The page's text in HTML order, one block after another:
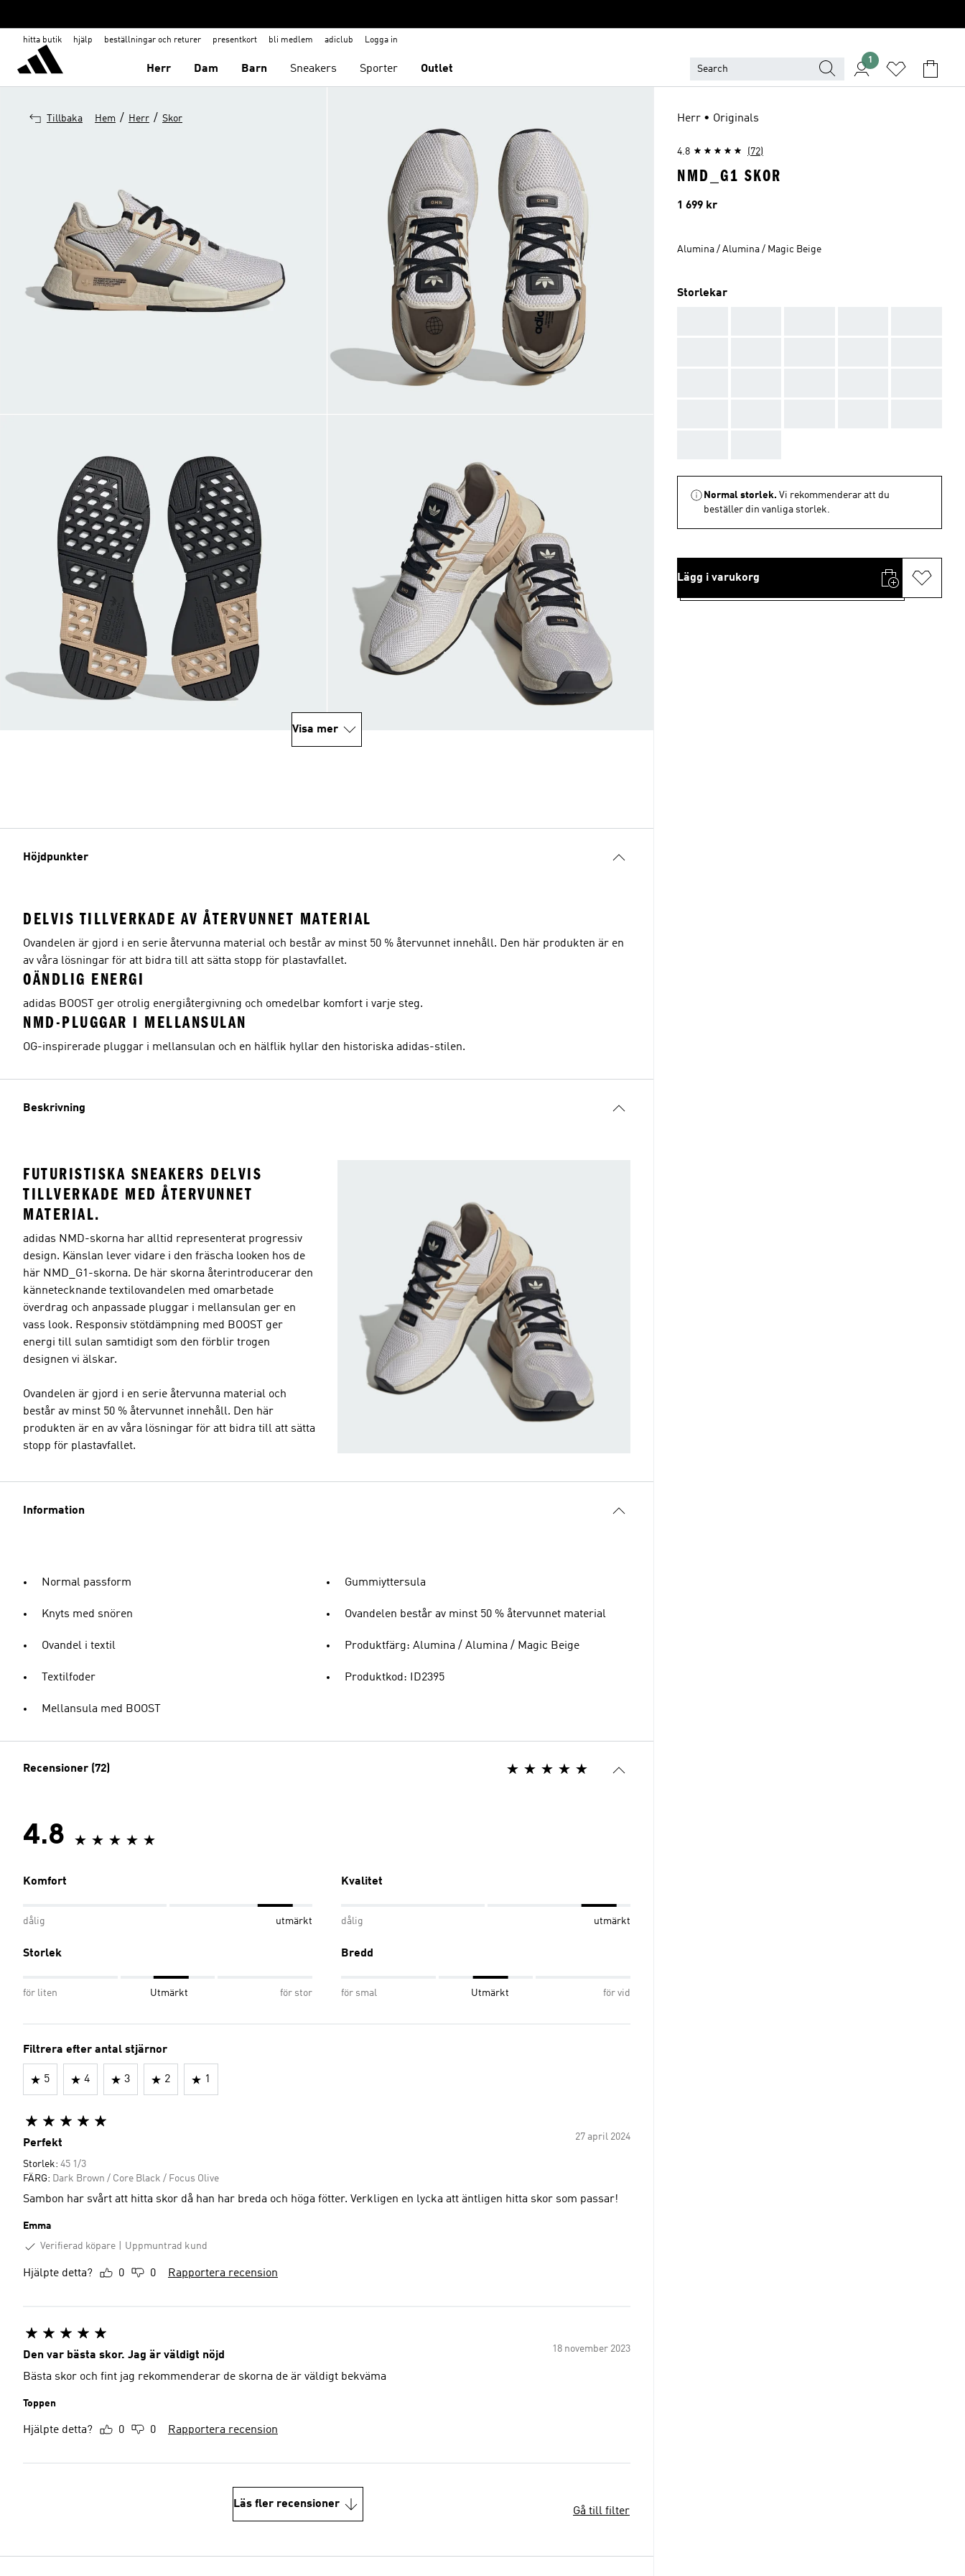
hitta butik hjälp beställningar och returer presentkort bli medlem adiclub Logga in
Herr Dam Barn Sneakers Sporter Outlet
1
Tillbaka Hem / Herr / Skor
Visa mer
Höjdpunkter
DELVIS TILLVERKADE AV ÅTERVUNNET MATERIAL
Ovandelen är gjord i en serie återvunna material och består av minst 50 % återvunnet innehåll. Den här produkten är en
av våra lösningar för att bidra till att sätta stopp för plastavfallet.
OÄNDLIG ENERGI
adidas BOOST ger otrolig energiåtergivning och omedelbar komfort i varje steg.
NMD-PLUGGAR I MELLANSULAN
OG-inspirerade pluggar i mellansulan och en hälflik hyllar den historiska adidas-stilen.
Beskrivning
FUTURISTISKA SNEAKERS DELVIS
TILLVERKADE MED ÅTERVUNNET
MATERIAL.
adidas NMD-skorna har alltid representerat progressiv
design. Känslan lever vidare i den fräscha looken hos de
här NMD_G1-skorna. De här skorna återintroducerar den
kännetecknande textilovandelen med omarbetade
överdrag och anpassade pluggar i mellansulan ger en
vass look. Responsiv stötdämpning med BOOST ger
energi till sulan samtidigt som den förblir trogen
designen vi älskar.
Ovandelen är gjord i en serie återvunna material och
består av minst 50 % återvunnet innehåll. Den här
produkten är en av våra lösningar för att bidra till att sätta
stopp för plastavfallet.
Information
Normal passform
Knyts med snören
Ovandel i textil
Textilfoder
Mellansula med BOOST
Gummiyttersula
Ovandelen består av minst 50 % återvunnet material
Produktfärg: Alumina / Alumina / Magic Beige
Produktkod: ID2395
Recensioner (72)
4.8
Komfort
dålig utmärkt
Kvalitet
dålig utmärkt
Storlek
för liten Utmärkt för stor
Bredd
för smal Utmärkt för vid
Filtrera efter antal stjärnor
5 4 3 2 1
27 april 2024
Perfekt
Storlek: 45 1/3
FÄRG: Dark Brown / Core Black / Focus Olive
Sambon har svårt att hitta skor då han har breda och höga fötter. Verkligen en lycka att äntligen hitta skor som passar!
Emma
Verifierad köpare
Uppmuntrad kund
Hjälpte detta? 0 0 Rapportera recension
18 november 2023
Den var bästa skor. Jag är väldigt nöjd
Bästa skor och fint jag rekommenderar de skorna de är väldigt bekväma
Toppen
Hjälpte detta? 0 0 Rapportera recension
Läs fler recensioner
Gå till filter
Herr • Originals
4.8 (72)
NMD_G1 SKOR
Pris
1 699 kr
Alumina / Alumina / Magic Beige
Storlekar
Normal storlek. Vi rekommenderar att du
beställer din vanliga storlek.
Lägg i varukorg